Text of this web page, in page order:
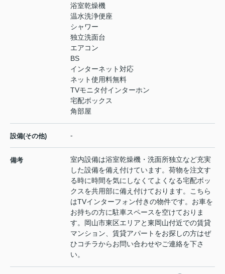
浴室乾燥機
温水洗浄便座
シャワー
独立洗面台
エアコン
BS
インターネット対応
ネット使用料無料
TVモニタ付インターホン
宅配ボックス
角部屋
設備(その他) -
備考
室内設備は浴室乾燥機・洗面所独立など充実
した設備を備え付けています。荷物を注文す
る時に時間を気にしなくてよくなる宅配ボッ
クスを共用部に備え付けております。こちら
はTVインターフォン付きの物件です。お車を
お持ちの方に駐車スペースを空けておりま
す。岡山市東区エリアと東岡山付近での賃貸
マンション、賃貸アパートをお探しの方はぜ
ひコチラからお問い合わせやご連絡を下さ
い。